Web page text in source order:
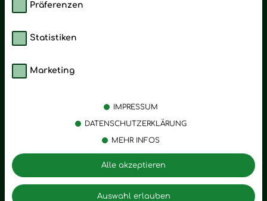
Präferenzen
Statistiken
Marketing
IMPRESSUM
DATENSCHUTZERKLÄRUNG
MEHR INFOS
Auswahl erlauben
Alle akzeptieren
Zuhause
Stress
Entspannung
Trauer
Romantik
Motivation